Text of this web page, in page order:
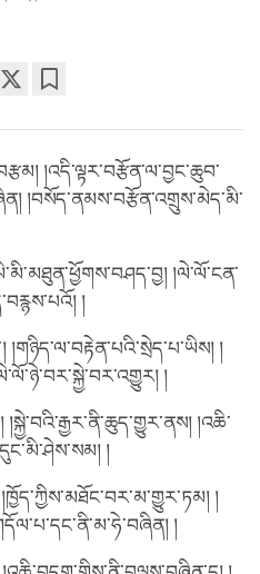
།འདི་ལྟར་བརྩོན་ལ་བྱང་ཆུབ་
།བསོད་ནམས་བརྩོན་འགྲུས་མེད་མི་
།ལེ་ལོ་ངན་
།
།
།
།འཆི་
།
།
།